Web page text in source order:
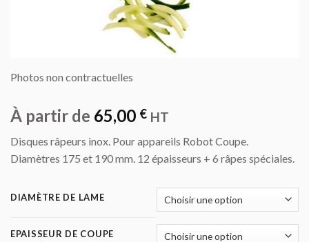
Photos non contractuelles
À partir de 65,00 € HT
Disques râpeurs inox. Pour appareils Robot Coupe.
Diamètres 175 et 190 mm. 12 épaisseurs + 6 râpes spéciales.
DIAMÈTRE DE LAME
EPAISSEUR DE COUPE